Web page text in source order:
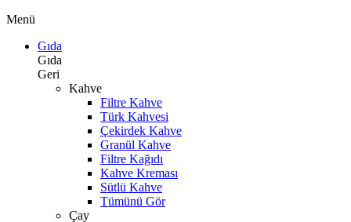
Menü
Gıda
Gıda
Geri
Kahve
Filtre Kahve
Türk Kahvesi
Çekirdek Kahve
Granül Kahve
Filtre Kağıdı
Kahve Kreması
Sütlü Kahve
Tümünü Gör
Çay